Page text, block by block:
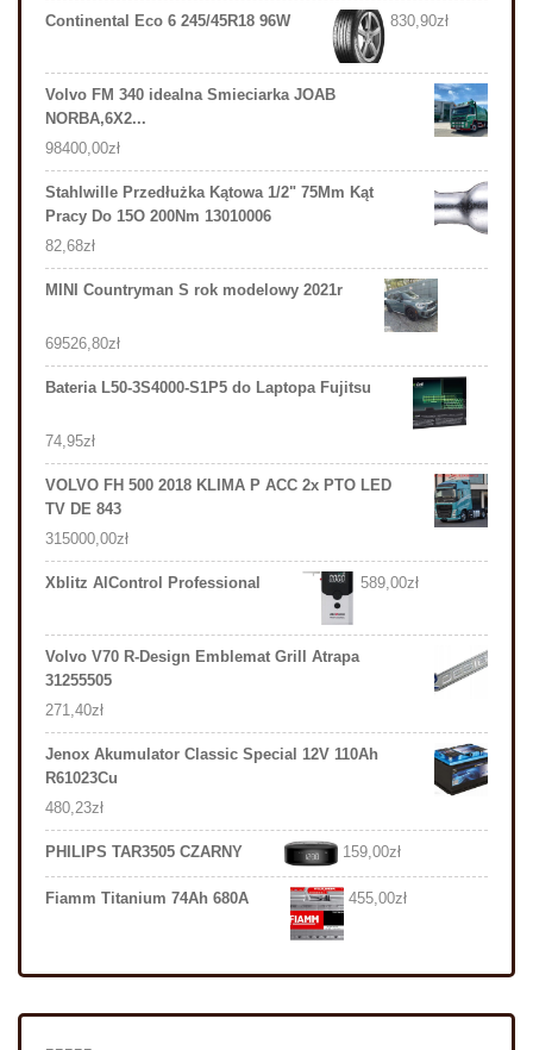
Continental Eco 6 245/45R18 96W 830,90zł
Volvo FM 340 idealna Smieciarka JOAB
NORBA,6X2...
98400,00zł
Stahlwille Przedłużka Kątowa 1/2" 75Mm Kąt
Pracy Do 15O 200Nm 13010006
82,68zł
MINI Countryman S rok modelowy 2021r
69526,80zł
Bateria L50-3S4000-S1P5 do Laptopa Fujitsu
74,95zł
VOLVO FH 500 2018 KLIMA P ACC 2x PTO LED
TV DE 843
315000,00zł
Xblitz AlControl Professional 589,00zł
Volvo V70 R-Design Emblemat Grill Atrapa
31255505
271,40zł
Jenox Akumulator Classic Special 12V 110Ah
R61023Cu
480,23zł
PHILIPS TAR3505 CZARNY 159,00zł
Fiamm Titanium 74Ah 680A 455,00zł